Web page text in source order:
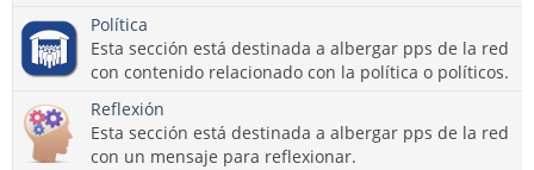
Política
Esta sección está destinada a albergar pps de la red
con contenido relacionado con la política o políticos.
Reflexión
Esta sección está destinada a albergar pps de la red
con un mensaje para reflexionar.